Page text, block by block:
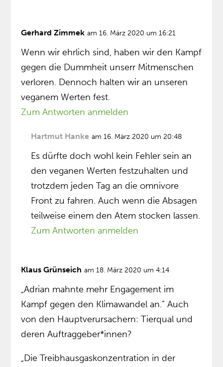
Gerhard Zimmek am 16. März 2020 um 16:21
Wenn wir ehrlich sind, haben wir den Kampf
gegen die Dummheit unserr Mitmenschen
verloren. Dennoch halten wir an unseren
veganem Werten fest.
Zum Antworten anmelden
Hartmut Hanke am 16. März 2020 um 20:48
Es dürfte doch wohl kein Fehler sein an
den veganen Werten festzuhalten und
trotzdem jeden Tag an die omnivore
Front zu fahren. Auch wenn die Absagen
teilweise einem den Atem stocken lassen.
Zum Antworten anmelden
Klaus Grünseich am 18. März 2020 um 4:14
„Adrian mahnte mehr Engagement im
Kampf gegen den Klimawandel an.” Auch
von den Hauptverursachern: Tierqual und
deren Auftraggeber*innen?
„Die Treibhausgaskonzentration in der